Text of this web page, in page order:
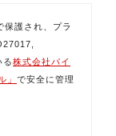
保護され、プラ
る株式会社パイ
」 で安全に管理